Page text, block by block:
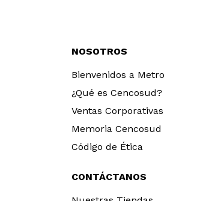
NOSOTROS
Bienvenidos a Metro
¿Qué es Cencosud?
Ventas Corporativas
Memoria Cencosud
Código de Ética
CONTÁCTANOS